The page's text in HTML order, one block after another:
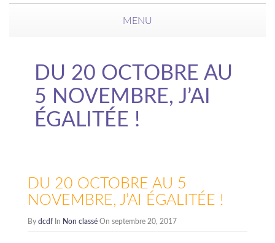
MENU
DU 20 OCTOBRE AU
5 NOVEMBRE, J’AI
ÉGALITÉE !
DU 20 OCTOBRE AU 5
NOVEMBRE, J’AI ÉGALITÉE !
By dcdf In Non classé On septembre 20, 2017